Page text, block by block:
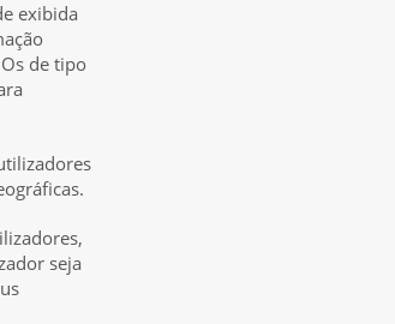
exibida
de tipo
seja